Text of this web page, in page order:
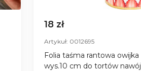
18 zł
Artykuł: 0012695
Folia taśma rantowa owijka
wys.10 cm do tortów